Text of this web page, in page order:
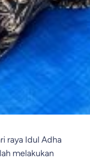
raya Idul Adha
melakukan